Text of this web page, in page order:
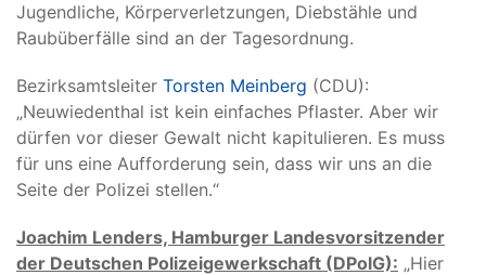
Jugendliche, Körperverletzungen, Diebstähle und
Raubüberfälle sind an der Tagesordnung.
Bezirksamtsleiter Torsten Meinberg (CDU):
„Neuwiedenthal ist kein einfaches Pflaster. Aber wir
dürfen vor dieser Gewalt nicht kapitulieren. Es muss
für uns eine Aufforderung sein, dass wir uns an die
Seite der Polizei stellen.“
Joachim Lenders, Hamburger Landesvorsitzender
der Deutschen Polizeigewerkschaft (DPolG): „Hier